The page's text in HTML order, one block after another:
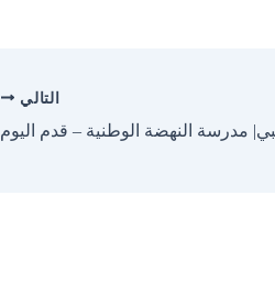
التالي
مدرسة النهضة الوطنية – قدم اليوم